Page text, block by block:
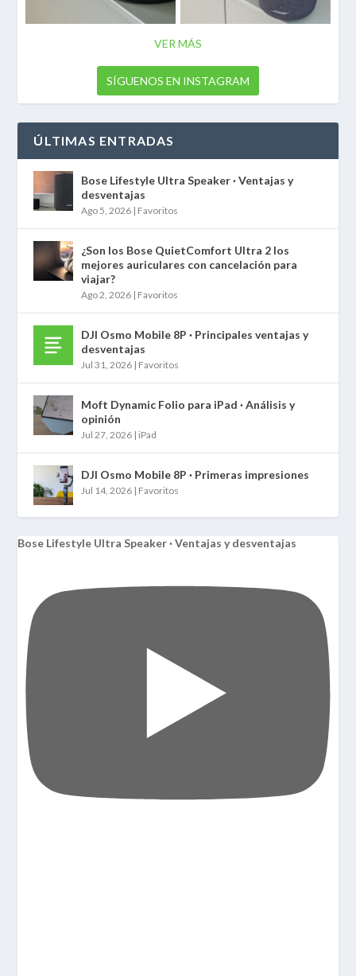
VER MÁS
SÍGUENOS EN INSTAGRAM
ÚLTIMAS ENTRADAS
Bose Lifestyle Ultra Speaker · Ventajas y
desventajas
Ago 5, 2026 | Favoritos
¿Son los Bose QuietComfort Ultra 2 los
mejores auriculares con cancelación para
viajar?
Ago 2, 2026 | Favoritos
DJI Osmo Mobile 8P · Principales ventajas y
desventajas
Jul 31, 2026 | Favoritos
Moft Dynamic Folio para iPad · Análisis y
opinión
Jul 27, 2026 | iPad
DJI Osmo Mobile 8P · Primeras impresiones
Jul 14, 2026 | Favoritos
Bose Lifestyle Ultra Speaker · Ventajas y desventajas